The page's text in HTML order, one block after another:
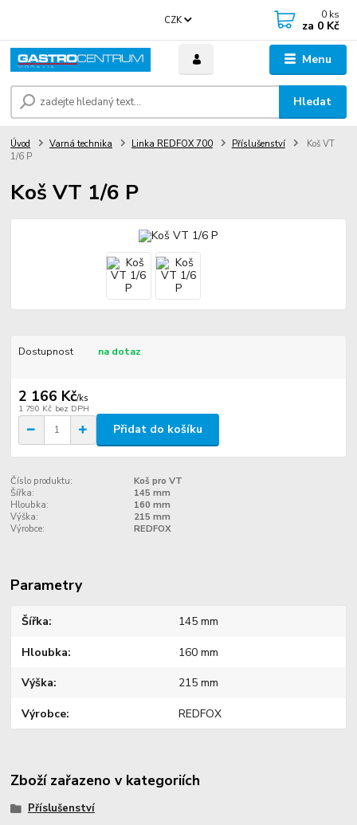
Menu
CZK
Hledat
0 ks
za 0 Kč
Úvod Varná technika Linka REDFOX 700 Příslušenství
Koš VT
1/6 P
Koš VT 1/6 P
Dostupnost na dotaz
2 166 Kč/ks
1 790 Kč bez DPH
Přidat do košíku
Číslo produktu:
Koš pro VT
Šířka:
145 mm
Hloubka:
160 mm
Výška:
215 mm
Výrobce:
REDFOX
Parametry
Šířka 145 mm
Hloubka 160 mm
Výška 215 mm
Výrobce REDFOX
Zboží zařazeno v kategoriích
Příslušenství